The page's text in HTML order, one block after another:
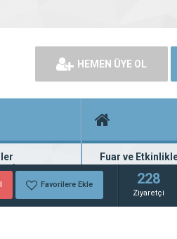
HEMEN ÜYE OL
firma ürünü
Fuar ve
Fuar ve etkinlik
Favorilere Ekle 228
Ziyaretçi